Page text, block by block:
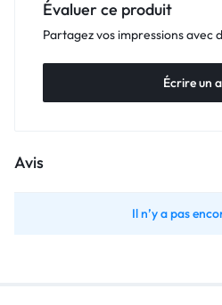
Évaluer ce produit
Partagez vos impressions avec
Écrire un
Avis
Il n’y a pas